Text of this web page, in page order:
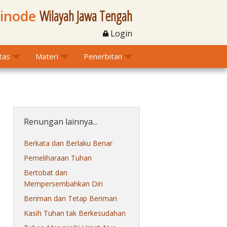
Wilayah Jawa Tengah
Login
Materi Penerbitan
Renungan lainnya...
Berkata dan Berlaku Benar
Pemeliharaan Tuhan
Bertobat dan
Mempersembahkan Diri
Beriman dan Tetap Beriman
Kasih Tuhan tak Berkesudahan